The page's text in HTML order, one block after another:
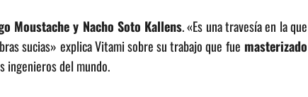
Moustache y Nacho Soto Kallens. «Es una travesía en la que
sucias» explica Vitami sobre su trabajo que fue masterizado
ingenieros del mundo.